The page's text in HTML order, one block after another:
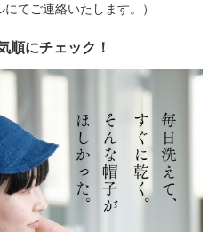
てご連絡いたします。）
順にチェック！